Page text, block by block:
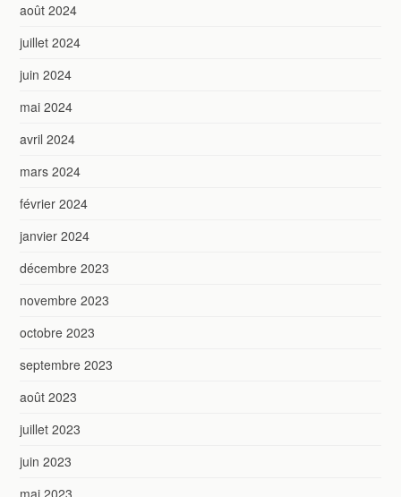
août 2024
juillet 2024
juin 2024
mai 2024
avril 2024
mars 2024
février 2024
janvier 2024
décembre 2023
novembre 2023
octobre 2023
septembre 2023
août 2023
juillet 2023
juin 2023